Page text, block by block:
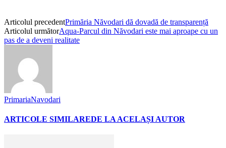
Articolul precedentPrimăria Năvodari dă dovadă de transparență
Articolul următorAqua-Parcul din Năvodari este mai aproape cu un
pas de a deveni realitate
PrimariaNavodari
ARTICOLE SIMILAREDE LA ACELAȘI AUTOR